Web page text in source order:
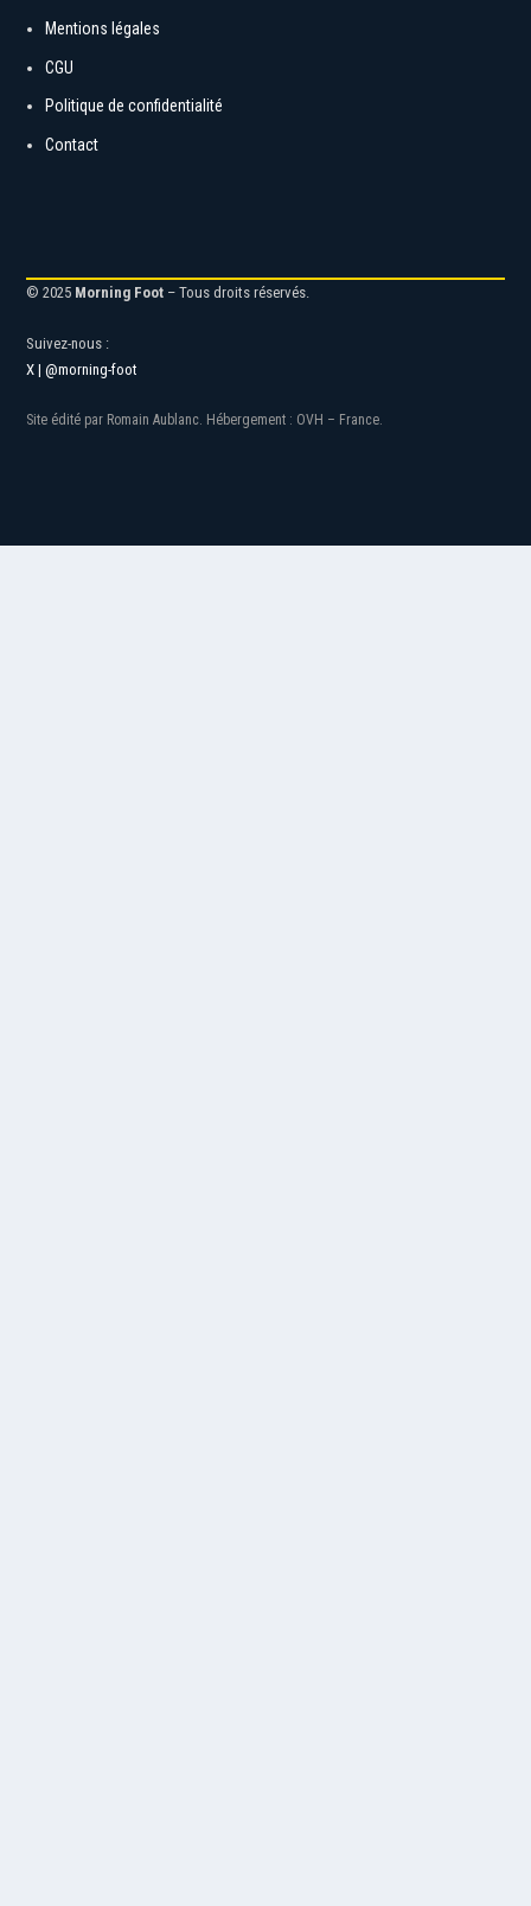
Mentions légales
CGU
Politique de confidentialité
Contact
© 2025 Morning Foot – Tous droits réservés.
Suivez-nous :
X | @morning-foot
Site édité par Romain Aublanc. Hébergement : OVH – France.